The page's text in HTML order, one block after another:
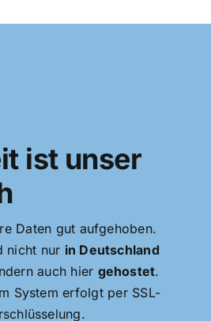
ist unser
Daten gut aufgehoben.
nicht nur in Deutschland
auch hier gehostet.
System erfolgt per SSL-